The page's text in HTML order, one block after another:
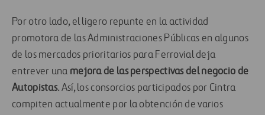
Por otro lado, el ligero repunte en la actividad
promotora de las Administraciones Públicas en algunos
de los mercados prioritarios para Ferrovial deja
entrever una mejora de las perspectivas del negocio de
Autopistas. Así, los consorcios participados por Cintra
compiten actualmente por la obtención de varios